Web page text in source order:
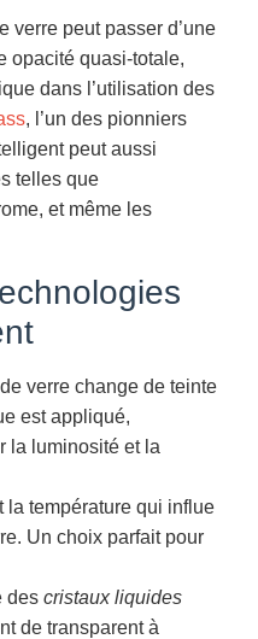
verre peut passer d’une
opacité quasi-totale,
dans l’utilisation des
, l’un des pionniers
peut aussi
telles que
et même les
verre change de teinte
est appliqué,
la luminosité et la
la température qui influe
Un choix parfait pour
des cristaux liquides
de transparent à